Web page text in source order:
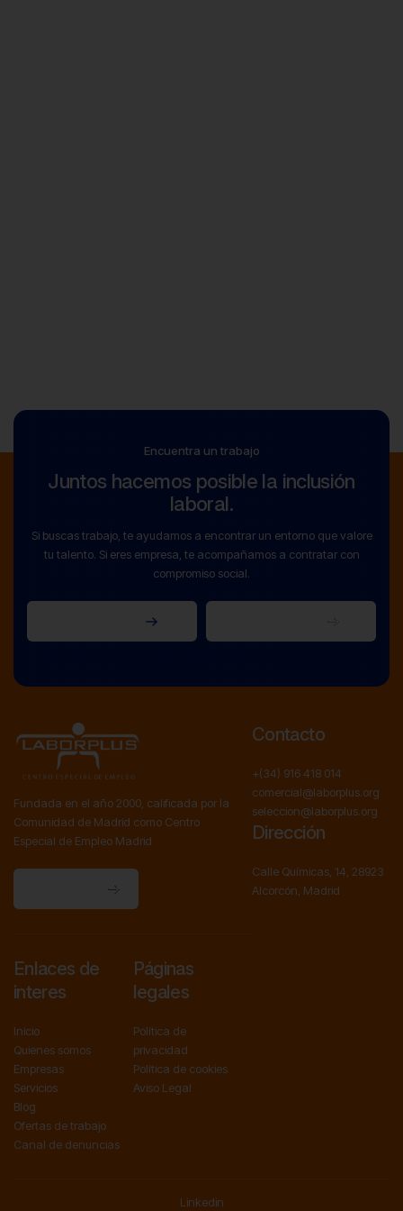
Encuentra un trabajo
Juntos hacemos posible la inclusión
laboral.
Si buscas trabajo, te ayudamos a encontrar un entorno que valore
tu talento. Si eres empresa, te acompañamos a contratar con
compromiso social.
Soy empresa
Soy candidato
Fundada en el año 2000, calificada por la
Comunidad de Madrid como Centro
Especial de Empleo Madrid
Contactanos
Contacto
+(34) 916 418 014
comercial@laborplus.org
seleccion@laborplus.org
Dirección
Calle Químicas, 14, 28923
Alcorcón, Madrid
Enlaces de
interes
Inicio
Quienes somos
Empresas
Servicios
Blog
Ofertas de trabajo
Canal de denuncias
Páginas
legales
Política de
privacidad
Política de cookies
Aviso Legal
Linkedin